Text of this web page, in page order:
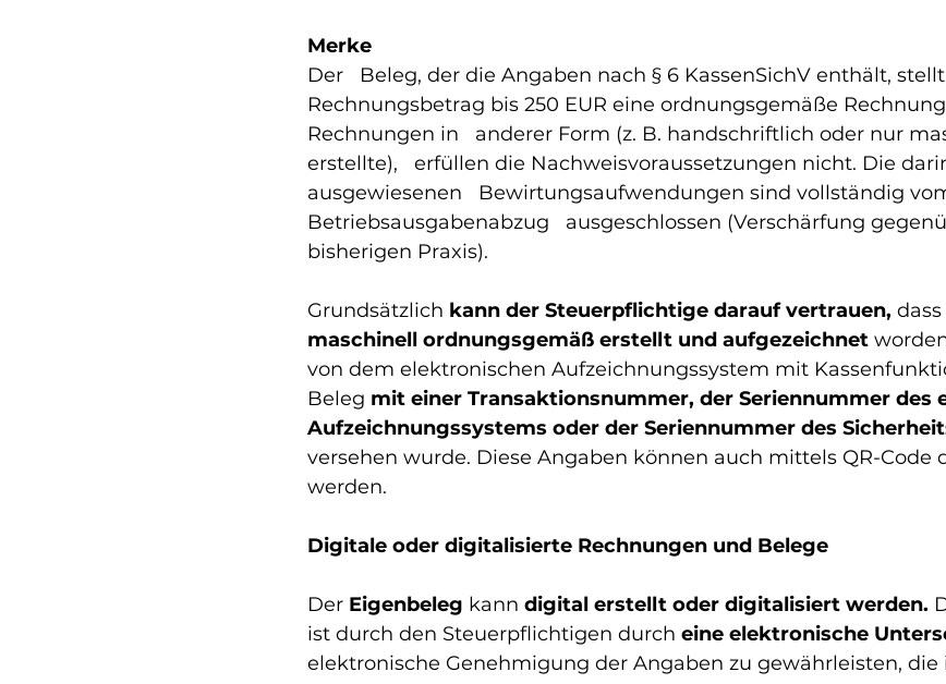
Merke
Der   Beleg, der die Angaben nach § 6 KassenSichV enthält,
Rechnungsbetrag bis 250 EUR eine ordnungsgemäße
Rechnungen in   anderer Form (z. B. handschriftlich oder nur
erstellte),   erfüllen die Nachweisvoraussetzungen nicht. Die
ausgewiesenen   Bewirtungsaufwendungen sind vollständig
Betriebsausgabenabzug   ausgeschlossen (Verschärfung
bisherigen Praxis).
Grundsätzlich kann der Steuerpflichtige darauf vertrauen,
maschinell ordnungsgemäß erstellt und aufgezeichnet
von dem elektronischen Aufzeichnungssystem mit
Beleg mit einer Transaktionsnummer, der Seriennummer des
Aufzeichnungssystems oder der Seriennummer des
versehen wurde. Diese Angaben können auch mittels QR-Code
werden.
Digitale oder digitalisierte Rechnungen und Belege
Der Eigenbeleg kann digital erstellt oder digitalisiert werden.
ist durch den Steuerpflichtigen durch eine elektronische
elektronische Genehmigung der Angaben zu gewährleisten,